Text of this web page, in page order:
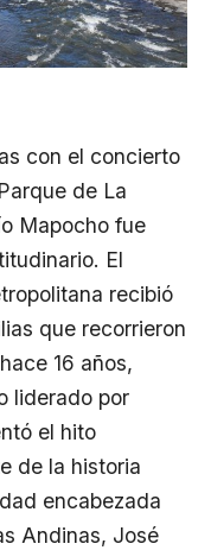
con el concierto
de La
Mapocho fue
El
recibió
que recorrieron
16 años,
liderado por
el hito
de la historia
encabezada
Andinas, José